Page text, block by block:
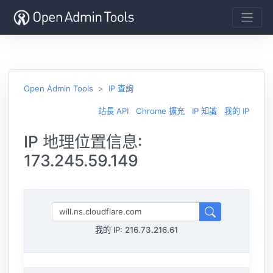
Open Admin Tools IP 查詢
站長 API Chrome 擴充 IP 知識 我的 IP
IP 地理位置信息:
173.245.59.149
我的 IP: 216.73.216.61